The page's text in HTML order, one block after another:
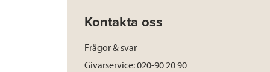
Kontakta oss
Frågor & svar
Givarservice: 020-90 20 90